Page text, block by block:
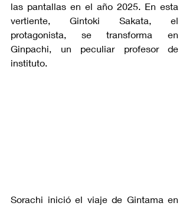
las pantallas en el año 2025. En esta
vertiente, Gintoki Sakata, el
protagonista, se transforma en
Ginpachi, un peculiar profesor de
instituto.
Sorachi inició el viaje de Gintama en